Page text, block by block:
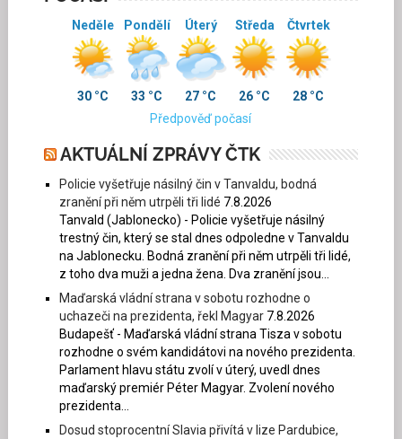
Neděle
30 °C
Pondělí
33 °C
Úterý
27 °C
Středa
26 °C
Čtvrtek
28 °C
Předpověď počasí
AKTUÁLNÍ ZPRÁVY ČTK
Policie vyšetřuje násilný čin v Tanvaldu, bodná
zranění při něm utrpěli tři lidé 7.8.2026
Tanvald (Jablonecko) - Policie vyšetřuje násilný
trestný čin, který se stal dnes odpoledne v Tanvaldu
na Jablonecku. Bodná zranění při něm utrpěli tři lidé,
z toho dva muži a jedna žena. Dva zranění jsou...
Maďarská vládní strana v sobotu rozhodne o
uchazeči na prezidenta, řekl Magyar 7.8.2026
Budapešť - Maďarská vládní strana Tisza v sobotu
rozhodne o svém kandidátovi na nového prezidenta.
Parlament hlavu státu zvolí v úterý, uvedl dnes
maďarský premiér Péter Magyar. Zvolení nového
prezidenta...
Dosud stoprocentní Slavia přivítá v lize Pardubice,